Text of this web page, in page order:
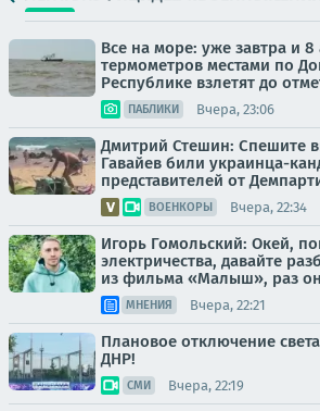
Все на море: уже завтра и 8
термометров местами по
Республике взлетят до
ПАБЛИКИ Вчера, 23:06
Дмитрий Стешин: Спешите
Гавайев били украинца-
представителей от
ВОЕНКОРЫ Вчера, 22:34
Игорь Гомольский: Окей,
электричества, давайте
из фильма «Малыш», раз он
МНЕНИЯ Вчера, 22:21
Плановое отключение
ДНР!
СМИ Вчера, 22:19